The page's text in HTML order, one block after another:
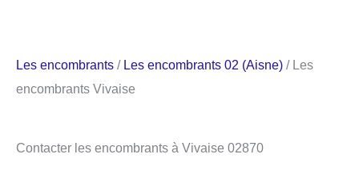
Les encombrants / Les encombrants 02 (Aisne) / Les
encombrants Vivaise
Contacter les encombrants à Vivaise 02870